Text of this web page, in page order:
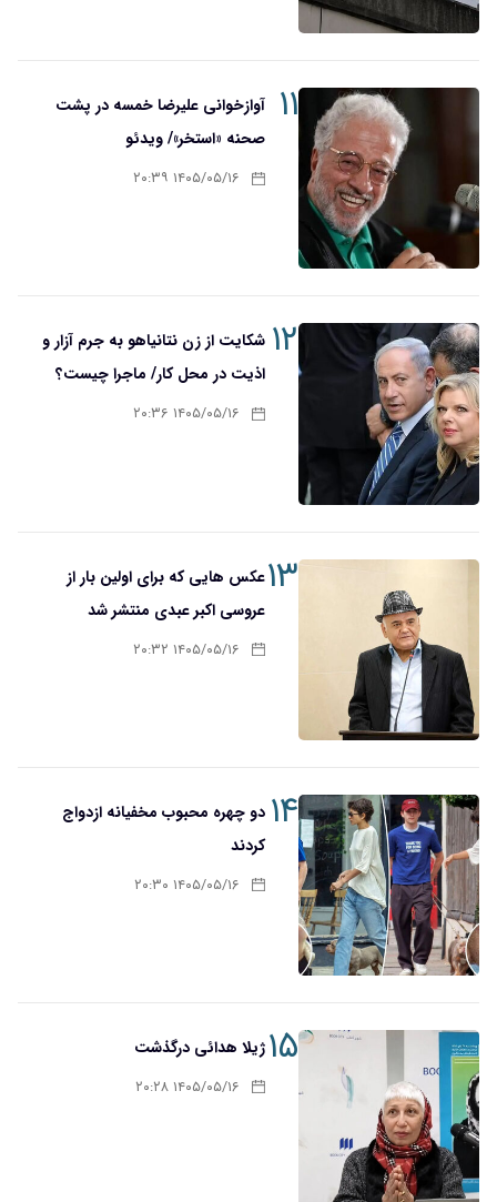
۱۱
آوازخوانی علیرضا خمسه در پشت
صحنه «استخر»/ ویدئو
۱۴۰۵/۰۵/۱۶ ۲۰:۳۹
۱۲ شکایت از زن نتانیاهو به جرم آزار و
اذیت در محل کار/ ماجرا چیست؟
۱۴۰۵/۰۵/۱۶ ۲۰:۳۶
۱۳عکس هایی که برای اولین بار از
عروسی اکبر عبدی منتشر شد
۱۴۰۵/۰۵/۱۶ ۲۰:۳۲
۱۴ دو چهره محبوب مخفیانه ازدواج
کردند
۱۴۰۵/۰۵/۱۶ ۲۰:۳۰
۱۵ژیلا هدائی درگذشت
۱۴۰۵/۰۵/۱۶ ۲۰:۲۸